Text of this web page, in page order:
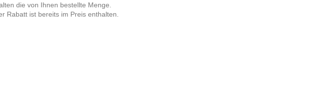
die von Ihnen bestellte Menge.
Rabatt ist bereits im Preis enthalten.